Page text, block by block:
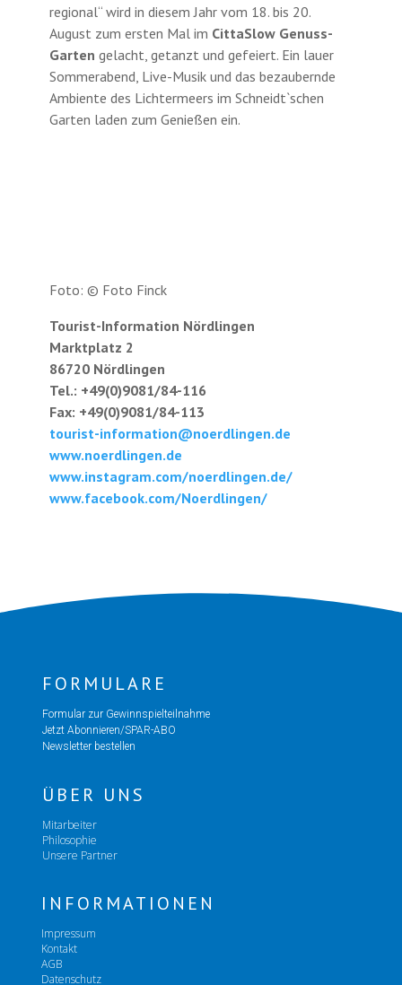
regional“ wird in diesem Jahr vom 18. bis 20.
August zum ersten Mal im CittaSlow Genuss-
Garten gelacht, getanzt und gefeiert. Ein lauer
Sommerabend, Live-Musik und das bezaubernde
Ambiente des Lichtermeers im Schneidt`schen
Garten laden zum Genießen ein.
Foto: © Foto Finck
Tourist-Information Nördlingen
Marktplatz 2
86720 Nördlingen
Tel.: +49(0)9081/84-116
Fax: +49(0)9081/84-113
tourist-information@noerdlingen.de
www.noerdlingen.de
www.instagram.com/noerdlingen.de/
www.facebook.com/Noerdlingen/
FORMULARE
Formular zur Gewinnspielteilnahme
Jetzt Abonnieren/SPAR-ABO
Newsletter bestellen
ÜBER UNS
Mitarbeiter
Philosophie
Unsere Partner
INFORMATIONEN
Impressum
Kontakt
AGB
Datenschutz